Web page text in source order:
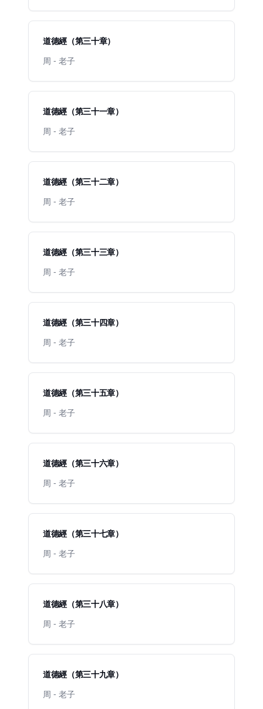
道德經（第三十章）
周 - 老子
道德經（第三十一章）
周 - 老子
道德經（第三十二章）
周 - 老子
道德經（第三十三章）
周 - 老子
道德經（第三十四章）
周 - 老子
道德經（第三十五章）
周 - 老子
道德經（第三十六章）
周 - 老子
道德經（第三十七章）
周 - 老子
道德經（第三十八章）
周 - 老子
道德經（第三十九章）
周 - 老子